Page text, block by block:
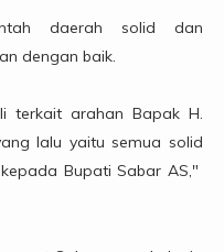
daerah solid dan
dengan baik.
terkait arahan Bapak H.
lalu yaitu semua solid
Bupati Sabar AS,"